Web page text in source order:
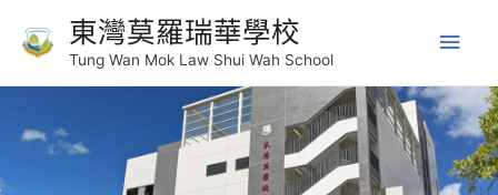
東灣莫羅瑞華學校
Tung Wan Mok Law Shui Wah School